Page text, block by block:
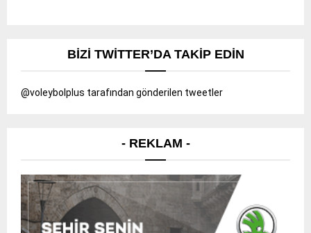
BIZI TWITTER’DA TAKIP EDIN
@voleybolplus tarafından gönderilen tweetler
- REKLAM -